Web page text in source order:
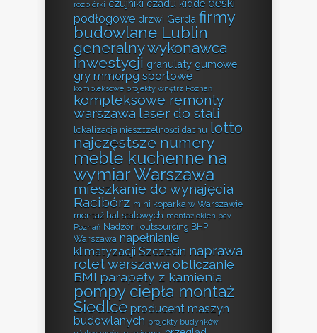
rozbiórki czujniki czadu kidde deski
podłogowe drzwi Gerda firmy
budowlane Lublin
generalny wykonawca
inwestycji granulaty gumowe
gry mmorpg sportowe
kompleksowe projekty wnętrz Poznań
kompleksowe remonty
warszawa laser do stali
lokalizacja nieszczelności dachu lotto
najczęstsze numery
meble kuchenne na
wymiar Warszawa
mieszkanie do wynajęcia
Racibórz mini koparka w Warszawie
montaż hal stalowych montaż okien pcv
Poznań Nadzór i outsourcing BHP
Warszawa napełnianie
klimatyzacji Szczecin naprawa
rolet warszawa obliczanie
BMI parapety z kamienia
pompy ciepła montaż
Siedlce producent maszyn
budowlanych projekty budynków